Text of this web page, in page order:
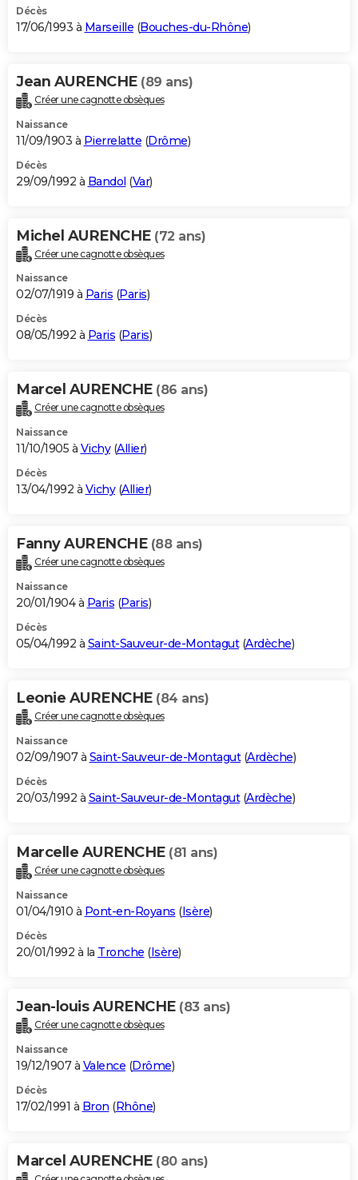
Décès
17/06/1993 à Marseille (Bouches-du-Rhône)
Jean AURENCHE (89 ans)
Créer une cagnotte obsèques
Naissance
11/09/1903 à Pierrelatte (Drôme)
Décès
29/09/1992 à Bandol (Var)
Michel AURENCHE (72 ans)
Créer une cagnotte obsèques
Naissance
02/07/1919 à Paris (Paris)
Décès
08/05/1992 à Paris (Paris)
Marcel AURENCHE (86 ans)
Créer une cagnotte obsèques
Naissance
11/10/1905 à Vichy(Allier)
Décès
13/04/1992 à Vichy(Allier)
Fanny AURENCHE (88 ans)
Créer une cagnotte obsèques
Naissance
20/01/1904 à Paris (Paris)
Décès
05/04/1992 à Saint-Sauveur-de-Montagut(Ardèche)
Leonie AURENCHE (84 ans)
Créer une cagnotte obsèques
Naissance
02/09/1907 à Saint-Sauveur-de-Montagut(Ardèche)
Décès
20/03/1992 à Saint-Sauveur-de-Montagut(Ardèche)
Marcelle AURENCHE (81 ans)
Créer une cagnotte obsèques
Naissance
01/04/1910 à Pont-en-Royans (Isère)
Décès
20/01/1992 à la Tronche (Isère)
Jean-louis AURENCHE (83 ans)
Créer une cagnotte obsèques
Naissance
19/12/1907 à Valence (Drôme)
Décès
17/02/1991 à Bron (Rhône)
Marcel AURENCHE (80 ans)